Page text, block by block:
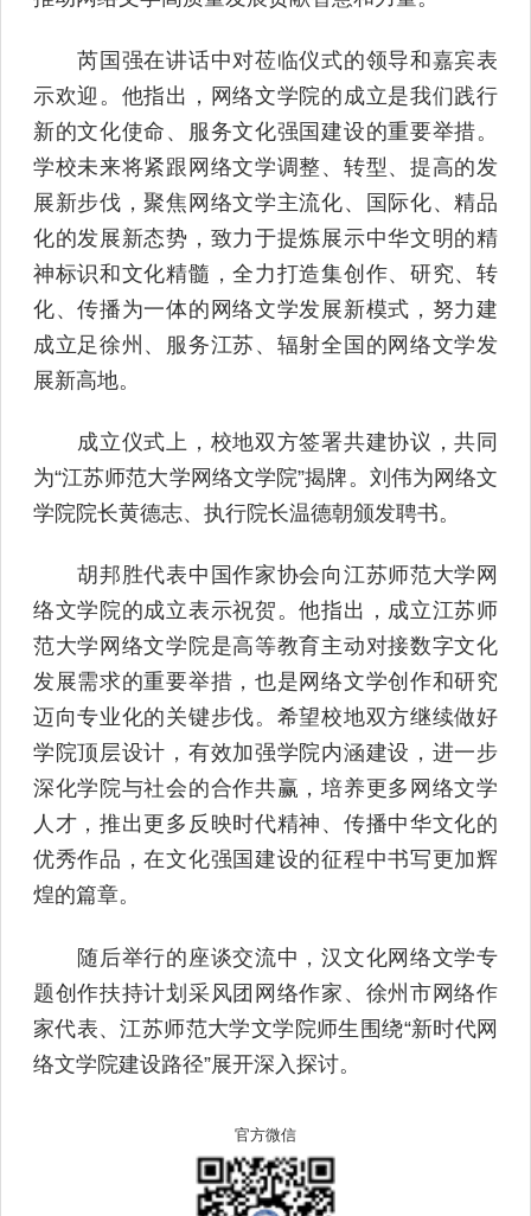
芮国强在讲话中对莅临仪式的领导和嘉宾表
示欢迎。他指出，网络文学院的成立是我们践行
新的文化使命、服务文化强国建设的重要举措。
学校未来将紧跟网络文学调整、转型、提高的发
展新步伐，聚焦网络文学主流化、国际化、精品
化的发展新态势，致力于提炼展示中华文明的精
神标识和文化精髓，全力打造集创作、研究、转
化、传播为一体的网络文学发展新模式，努力建
成立足徐州、服务江苏、辐射全国的网络文学发
展新高地。
成立仪式上，校地双方签署共建协议，共同
为“江苏师范大学网络文学院”揭牌。刘伟为网络文
学院院长黄德志、执行院长温德朝颁发聘书。
胡邦胜代表中国作家协会向江苏师范大学网
络文学院的成立表示祝贺。他指出，成立江苏师
范大学网络文学院是高等教育主动对接数字文化
发展需求的重要举措，也是网络文学创作和研究
迈向专业化的关键步伐。希望校地双方继续做好
学院顶层设计，有效加强学院内涵建设，进一步
深化学院与社会的合作共赢，培养更多网络文学
人才，推出更多反映时代精神、传播中华文化的
优秀作品，在文化强国建设的征程中书写更加辉
煌的篇章。
随后举行的座谈交流中，汉文化网络文学专
题创作扶持计划采风团网络作家、徐州市网络作
家代表、江苏师范大学文学院师生围绕“新时代网
络文学院建设路径”展开深入探讨。
官方微信